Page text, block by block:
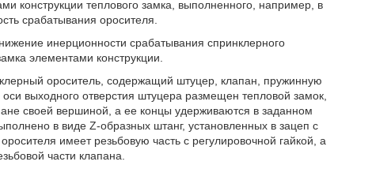
конструкции теплового замка, выполненного, например, в
срабатывания оросителя.
инерционности срабатывания спринклерного
элементами конструкции.
ороситель, содержащий штуцер, клапан, пружинную
выходного отверстия штуцера размещен тепловой замок,
своей вершиной, а ее концы удерживаются в заданном
в виде Z-образных штанг, установленных в зацеп с
имеет резьбовую часть с регулировочной гайкой, а
части клапана.